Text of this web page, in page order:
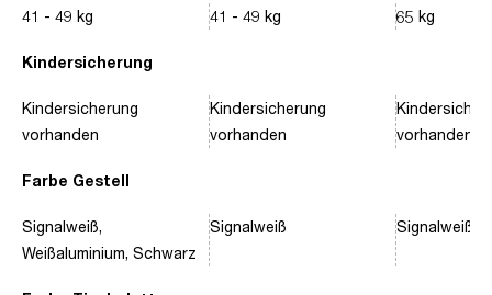
Kindersicherung
Farbe Gestell
41 - 49 kg
Kindersicherung
vorhanden
Signalweiß,
Weißaluminium, Schwarz
41 - 49 kg
Kindersicherung
vorhanden
Signalweiß
65 kg
vorhanden
Signalweiß,